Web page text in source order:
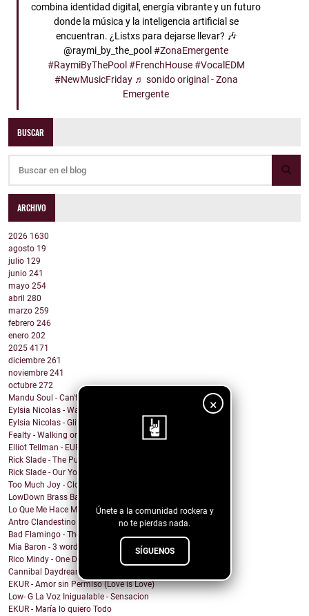
×
Únete a la comunidad rockera y
no te pierdas nada.
SÍGUENOS
combina identidad digital, energía vibrante y un futuro
donde la música y la inteligencia artificial se
encuentran. ¿Listxs para dejarse llevar? 🎶
@raymi_by_the_pool#ZonaEmergente
#RaymiByThePool #FrenchHouse #VocalEDM
#NewMusicFriday ♬ sonido original - Zona
Emergente
BUSCAR
ARCHIVO
2026 1630
agosto 19
julio 129
junio 241
mayo 254
abril 280
marzo 259
febrero 246
enero 202
2025 4171
diciembre 261
noviembre 241
octubre 272
Mandu Soul - Can't Wait
Eylsia Nicolas - Wake Up In The Morning
Eylsia Nicolas - Glitter and Glam
Fealty - Walking on Hands
Elliot Tellman - EUPHORIA
Rick Slade - The Pub was our Gym
Rick Slade - Our Youngsters
Too Much Joy - Clowns (but Ska)
LowDown Brass Band - Echoes of a Photo
Lo Que Me Hace Mal - Matanza
Antro Clandestino - Playa y Sol
Bad Flamingo - The Fruit
Mia Baron - 3 words
Rico Mindy - One Day I...
Cannibal Daydream - Baby, Can't You Feel My Sickness?
EKUR - Amor sin Permiso (Love is Love)
Low- G La Voz Inigualable - Sensacion
EKUR - María lo quiero Todo